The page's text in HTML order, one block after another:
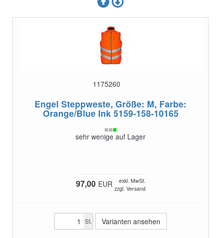
1175260
Engel Steppweste, Größe: M, Farbe:
Orange/Blue Ink 5159-158-10165
sehr wenige auf Lager
97,00 EUR
exkl. MwSt.
zzgl. Versand
St. Varianten ansehen